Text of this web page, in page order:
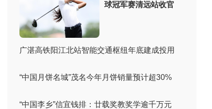
球冠军赛清远站收官
广湛高铁阳江北站智能交通枢纽年底建成投用
“中国月饼名城”茂名今年月饼销量预计超30%
“中国李乡”信宜钱排：廿载奖教奖学逾千万元